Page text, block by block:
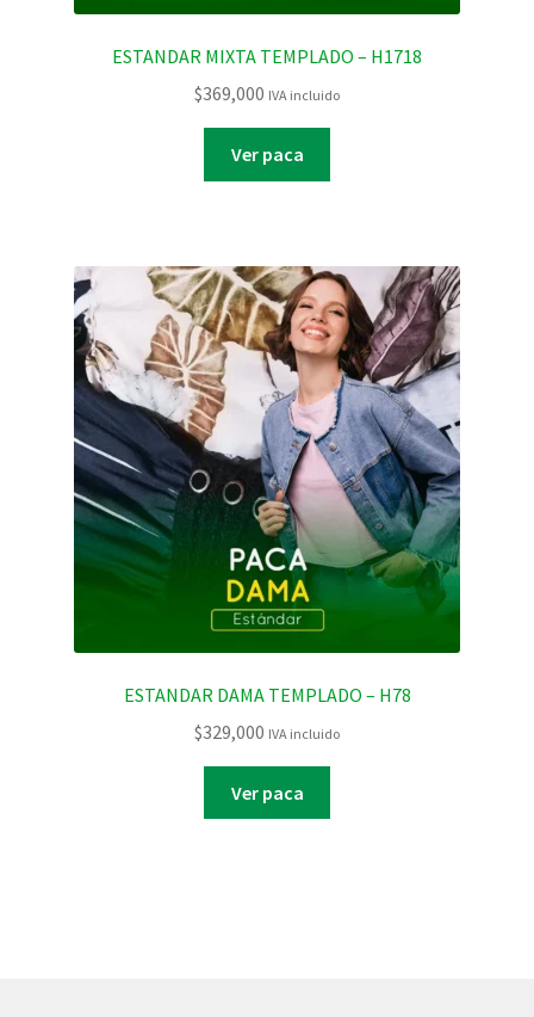
ESTANDAR MIXTA TEMPLADO – H1718
$369,000 IVA incluido
Ver paca
ESTANDAR DAMA TEMPLADO – H78
$329,000 IVA incluido
Ver paca